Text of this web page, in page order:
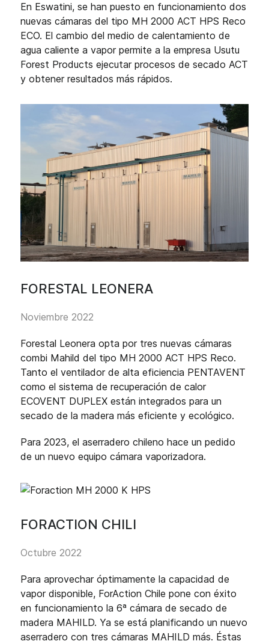
En Eswatini, se han puesto en funcionamiento dos
nuevas cámaras del tipo MH 2000 ACT HPS Reco
ECO. El cambio del medio de calentamiento de
agua caliente a vapor permite a la empresa Usutu
Forest Products ejecutar procesos de secado ACT
y obtener resultados más rápidos.
FORESTAL LEONERA
Noviembre 2022
Forestal Leonera opta por tres nuevas cámaras
combi Mahild del tipo MH 2000 ACT HPS Reco.
Tanto el ventilador de alta eficiencia PENTAVENT
como el sistema de recuperación de calor
ECOVENT DUPLEX están integrados para un
secado de la madera más eficiente y ecológico.
Para 2023, el aserradero chileno hace un pedido
de un nuevo equipo cámara vaporizadora.
FORACTION CHILI
Octubre 2022
Para aprovechar óptimamente la capacidad de
vapor disponible, ForAction Chile pone con éxito
en funcionamiento la 6ª cámara de secado de
madera MAHILD. Ya se está planificando un nuevo
aserradero con tres cámaras MAHILD más. Éstas